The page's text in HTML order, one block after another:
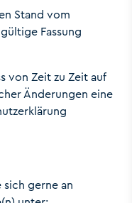
Stand vom
Fassung
von Zeit zu Zeit auf
Änderungen eine
gerne an